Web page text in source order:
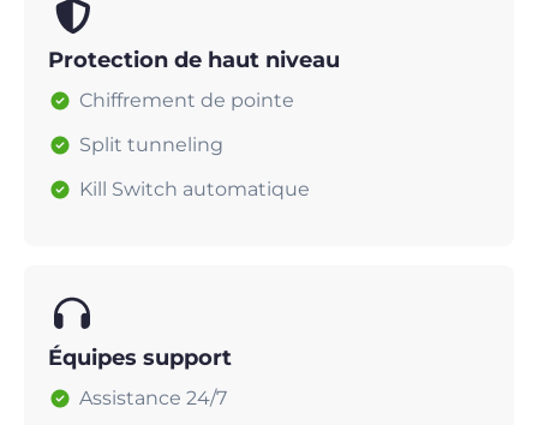
Protection de haut niveau
Chiffrement de pointe
Split tunneling
Kill Switch automatique
Équipes support
Assistance 24/7